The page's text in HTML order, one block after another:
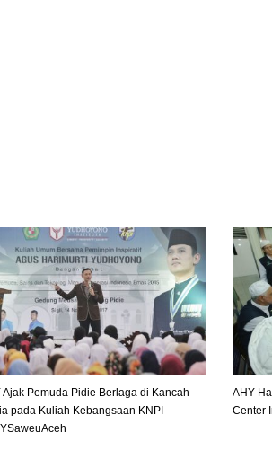
Ajak Pemuda Pidie Berlaga di Kancah
pada Kuliah Kebangsaan KNPI
AHY
Center